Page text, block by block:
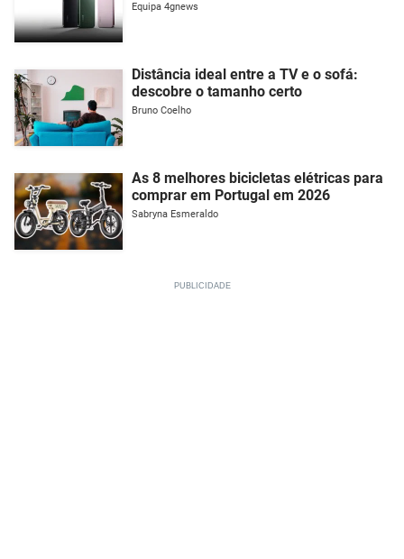
Equipa 4gnews
Distância ideal entre a TV e o sofá:
descobre o tamanho certo
Bruno Coelho
As 8 melhores bicicletas elétricas para
comprar em Portugal em 2026
Sabryna Esmeraldo